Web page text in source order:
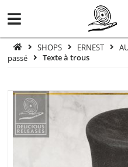
SHOPS ERNEST
passé
Texte à trous